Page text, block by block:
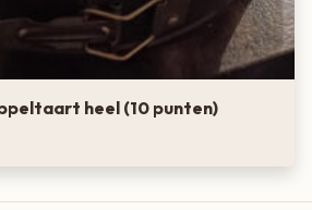
heel (10 punten)
Limousin runderen